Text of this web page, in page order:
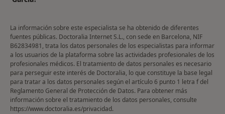
La información sobre este especialista se ha obtenido de diferentes
fuentes públicas. Doctoralia Internet S.L., con sede en Barcelona, NIF
B62834981, trata los datos personales de los especialistas para informar
a los usuarios de la plataforma sobre las actividades profesionales de los
profesionales médicos. El tratamiento de datos personales es necesario
para perseguir este interés de Doctoralia, lo que constituye la base legal
para tratar a los datos personales según el artículo 6 punto 1 letra f del
Reglamento General de Protección de Datos. Para obtener más
información sobre el tratamiento de los datos personales, consulte
https://www.doctoralia.es/privacidad.